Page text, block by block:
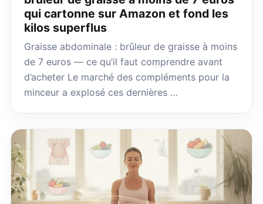
qui cartonne sur Amazon et fond les
kilos superflus
Graisse abdominale : brûleur de graisse à moins
de 7 euros — ce qu’il faut comprendre avant
d’acheter Le marché des compléments pour la
minceur a explosé ces dernières …